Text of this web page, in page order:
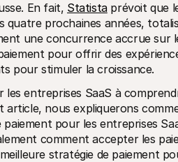
En fait, Statista prévoit que
quatre prochaines années,
une concurrence accrue sur
pour offrir des
pour stimuler la croissance.
les entreprises SaaS à
article, nous expliquerons
pour les entreprises
comment accepter les
stratégie de paiement